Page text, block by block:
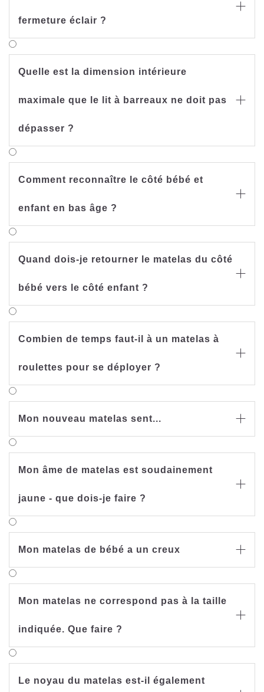
fermeture éclair ?

Quelle est la dimension intérieure
maximale que le lit à barreaux ne doit pas
dépasser ?

Comment reconnaître le côté bébé et
enfant en bas âge ?

Quand dois-je retourner le matelas du côté
bébé vers le côté enfant ?

Combien de temps faut-il à un matelas à
roulettes pour se déployer ?

Mon nouveau matelas sent... 
Mon âme de matelas est soudainement
jaune - que dois-je faire ?

Mon matelas de bébé a un creux 
Mon matelas ne correspond pas à la taille
indiquée. Que faire ?

Le noyau du matelas est-il également